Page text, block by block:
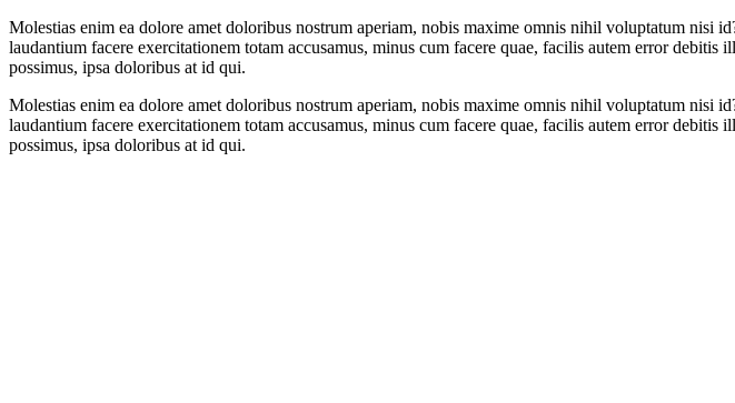
Molestias enim ea dolore amet doloribus nostrum aperiam, nobis maxime omnis nihil voluptatum nisi
laudantium facere exercitationem totam accusamus, minus cum facere quae, facilis autem error
possimus, ipsa doloribus at id qui.
Molestias enim ea dolore amet doloribus nostrum aperiam, nobis maxime omnis nihil voluptatum nisi
laudantium facere exercitationem totam accusamus, minus cum facere quae, facilis autem error
possimus, ipsa doloribus at id qui.